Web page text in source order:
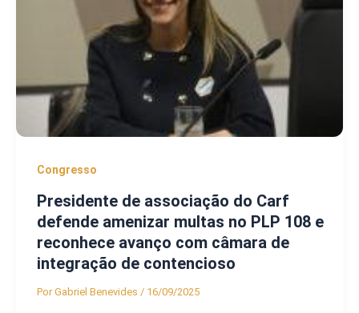
Congresso
Presidente de associação do Carf
defende amenizar multas no PLP 108 e
reconhece avanço com câmara de
integração de contencioso
PorGabriel Benevides / 16/09/2025